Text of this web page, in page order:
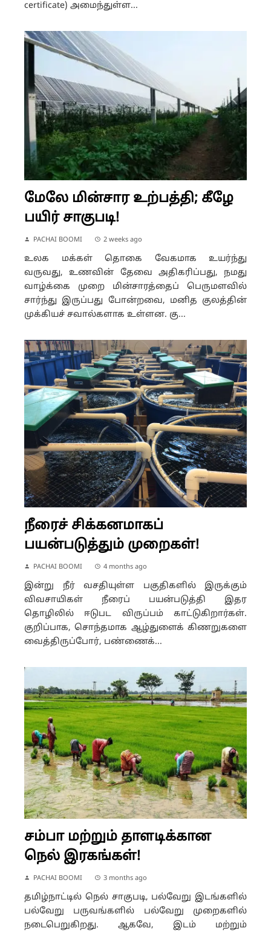
certificate) அமைந்துள்ள...
மேலே மின்சார உற்பத்தி; கீழே
பயிர் சாகுபடி!
PACHAI BOOMI 2 weeks ago
உலக மக்கள் தொகை வேகமாக உயர்ந்து
வருவது, உணவின் தேவை அதிகரிப்பது, நமது
வாழ்க்கை முறை மின்சாரத்தைப் பெருமளவில்
சார்ந்து இருப்பது போன்றவை, மனித குலத்தின்
முக்கியச் சவால்களாக உள்ளன. கு...
நீரைச் சிக்கனமாகப்
பயன்படுத்தும் முறைகள்!
PACHAI BOOMI 4 months ago
இன்று நீர் வசதியுள்ள பகுதிகளில் இருக்கும்
விவசாயிகள் நீரைப் பயன்படுத்தி இதர
தொழிலில் ஈடுபட விருப்பம் காட்டுகிறார்கள்.
குறிப்பாக, சொந்தமாக ஆழ்துளைக் கிணறுகளை
வைத்திருப்போர், பண்ணைக்...
சம்பா மற்றும் தாளடிக்கான
நெல் இரகங்கள்!
PACHAI BOOMI 3 months ago
தமிழ்நாட்டில் நெல் சாகுபடி, பல்வேறு இடங்களில்
பல்வேறு பருவங்களில் பல்வேறு முறைகளில்
நடைபெறுகிறது. ஆகவே, இடம் மற்றும்